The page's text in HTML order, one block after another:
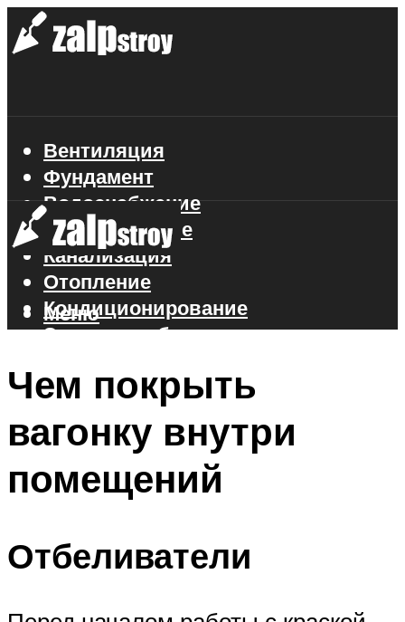
Вентиляция
Фундамент
Водоснабжение
Газоснабжение
Канализация
Отопление
Кондиционирование
Электроснабжение
Меню
Меню
Чем покрыть
вагонку внутри
помещений
Отбеливатели